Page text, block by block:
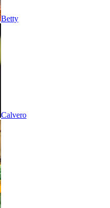
Betty
Calvero